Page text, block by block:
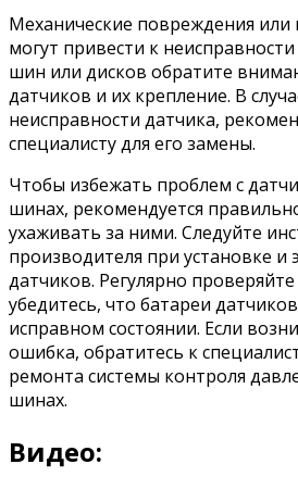
Механические повреждения или
могут привести к
шин или дисков обратите
датчиков и их крепление. В
неисправности датчика,
специалисту для его замены.
Чтобы избежать проблем с
шинах, рекомендуется
ухаживать за ними. Следуйте
производителя при установке и
датчиков. Регулярно
убедитесь, что батареи
исправном состоянии. Если
ошибка, обратитесь к
ремонта системы контроля
шинах.
Видео: